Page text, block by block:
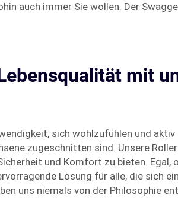
auch immer Sie wollen: Der
mit
sich wohlzufühlen und
zugeschnitten sind. Unsere
und Komfort zu bieten.
Lösung für alle, die sich
uns niemals von der Philosophie